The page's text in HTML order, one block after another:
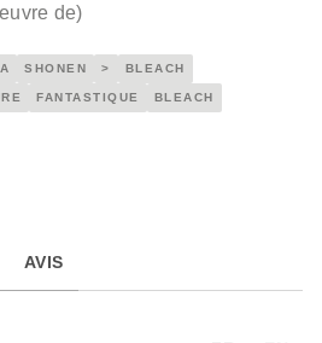
de)
SHONEN > BLEACH
FANTASTIQUE BLEACH
AVIS